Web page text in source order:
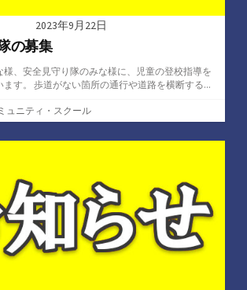
2023年9月22日
の募集
様、安全見守り隊のみな様に、児童の登校指導を
ます。 歩道がない箇所の通行や道路を横断する...
ュニティ・スクール